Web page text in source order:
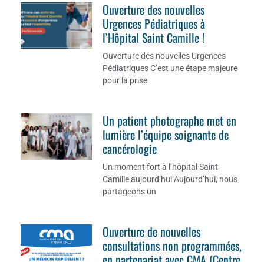
Ouverture des nouvelles
Urgences Pédiatriques à
l’Hôpital Saint Camille !
Ouverture des nouvelles Urgences
Pédiatriques C’est une étape majeure
pour la prise
Un patient photographe met en
lumière l’équipe soignante de
cancérologie
Un moment fort à l’hôpital Saint
Camille aujourd’hui Aujourd’hui, nous
partageons un
Ouverture de nouvelles
consultations non programmées,